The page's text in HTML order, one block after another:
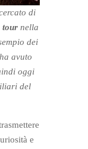
di
tournella
dei
avuto
oggi
del
e